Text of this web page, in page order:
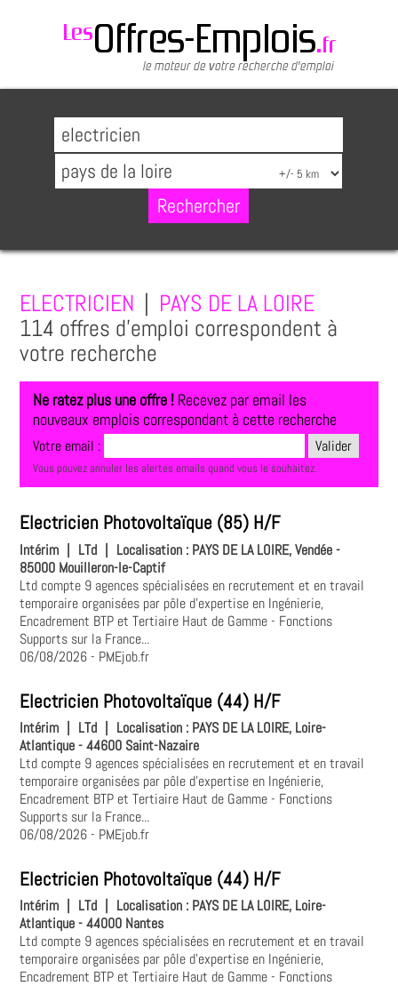
ELECTRICIEN
PAYS DE LA LOIRE
114 offres d'emploi correspondent à
votre recherche
Ne ratez plus une offre ! Recevez par email les
nouveaux emplois correspondant à cette recherche
Votre email :
Vous pouvez annuler les alertes emails quand vous le souhaitez.
Electricien Photovoltaïque (85) H/F
Intérim | LTd | Localisation : PAYS DE LA LOIRE, Vendée -
85000 Mouilleron-le-Captif
Ltd compte 9 agences spécialisées en recrutement et en travail
temporaire organisées par pôle d'expertise en Ingénierie,
Encadrement BTP et Tertiaire Haut de Gamme - Fonctions
Supports sur la France...
06/08/2026- PMEjob.fr
Electricien Photovoltaïque (44) H/F
Intérim LTd Localisation : PAYS DE LA LOIRE, Loire-
Atlantique - 44600 Saint-Nazaire
Ltd compte 9 agences spécialisées en recrutement et en travail
temporaire organisées par pôle d'expertise en Ingénierie,
Encadrement BTP et Tertiaire Haut de Gamme - Fonctions
Supports sur la France...
06/08/2026- PMEjob.fr
Electricien Photovoltaïque (44) H/F
Intérim LTd Localisation : PAYS DE LA LOIRE, Loire-
Atlantique - 44000 Nantes
Ltd compte 9 agences spécialisées en recrutement et en travail
temporaire organisées par pôle d'expertise en Ingénierie,
Encadrement BTP et Tertiaire Haut de Gamme - Fonctions